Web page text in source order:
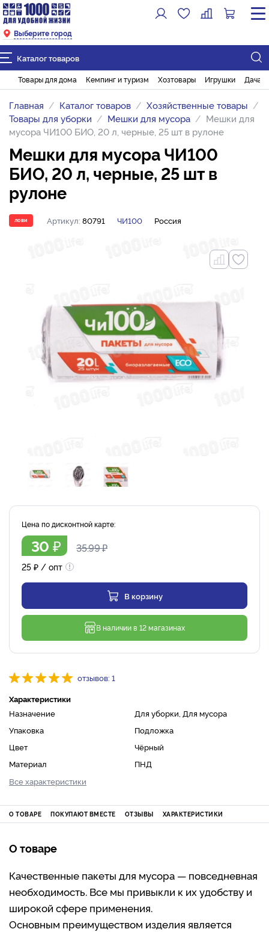
Выберите город
Каталог товаров
Товары для дома Кемпинг и туризм Хозтовары Игрушки Дача
Главная Каталог товаров
Хозяйственные товары
Товары для уборки
Мешки для мусора
Мешки для
мусора ЧИ100 БИО, 20 л, черные, 25 шт в рулоне
Мешки для мусора ЧИ100
БИО, 20 л, черные, 25 шт в
рулоне
ЛОВИ Артикул: 80791 ЧИ100 Россия
Цена по дисконтной карте:
30 ₽ 35.99₽
25 ₽ / опт
В корзину
В наличии в 12 магазинах
отзывов: 1
Характеристики
Назначение
Для уборки, Для мусора
Упаковка
Подложка
Цвет
Чёрный
Материал
ПНД
Все характеристики
О ТОВАРЕ ПОКУПАЮТ ВМЕСТЕ ОТЗЫВЫ ХАРАКТЕРИСТИКИ
О товаре
Качественные пакеты для мусора — повседневная
необходимость. Все мы привыкли к их удобству и
широкой сфере применения.
Основным преимуществом изделия является